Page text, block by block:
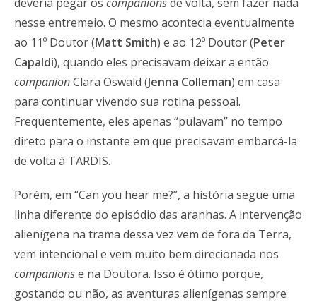
nesse entremeio. O mesmo acontecia eventualmente
ao 11º Doutor (Matt Smith) e ao 12º Doutor (Peter
Capaldi), quando eles precisavam deixar a então
companionClara Oswald (Jenna Colleman) em casa
para continuar vivendo sua rotina pessoal.
Frequentemente, eles apenas “pulavam” no tempo
direto para o instante em que precisavam embarcá-la
de volta à TARDIS.
Porém, em “Can you hear me?”, a história segue uma
linha diferente do episódio das aranhas. A intervenção
alienígena na trama dessa vez vem de fora da Terra,
vem intencional e vem muito bem direcionada nos
companionse na Doutora. Isso é ótimo porque,
gostando ou não, as aventuras alienígenas sempre